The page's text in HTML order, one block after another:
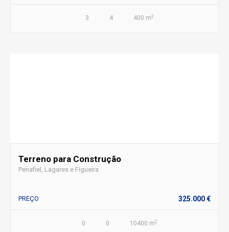
3 4 400 m2
Terreno para Construção
Penafiel, Lagares e Figueira
PREÇO 325.000 €
0 0 10400 m2